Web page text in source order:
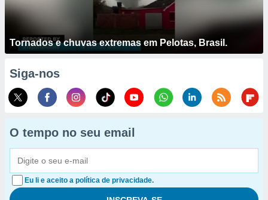
Tornados e chuvas extremas em Pelotas, Brasil.
Siga-nos
O tempo no seu email
Eu li e aceito a política de privacidade.